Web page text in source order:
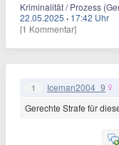
Kriminalität / Prozess
22.05.2025 · 17:42 Uhr
[1 Kommentar]
1 Iceman2004_9
Gerechte Strafe für